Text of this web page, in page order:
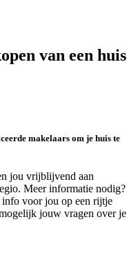
van een huis
makelaars om je huis te
jou vrijblijvend aan
Meer informatie nodig?
info voor jou op een rijtje
jouw vragen over je